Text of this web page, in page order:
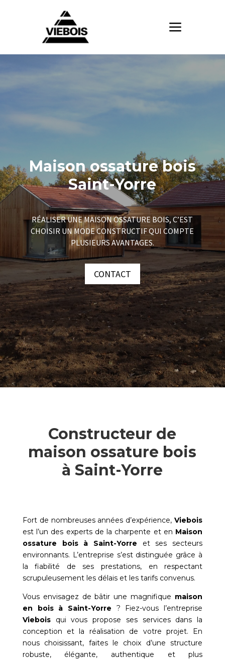
Maison ossature bois
Saint-Yorre
RÉALISER UNE MAISON OSSATURE BOIS, C’EST
CHOISIR UN MODE CONSTRUCTIF QUI COMPTE
PLUSIEURS AVANTAGES.
CONTACT
Constructeur de
maison ossature bois
à Saint-Yorre
Fort de nombreuses années d’expérience,Viebois
est l’un des experts de la charpente et en Maison
ossature bois à
Saint-Yorre et ses secteurs
environnants. L’entreprise s’est distinguée grâce à
la fiabilité de ses prestations, en respectant
scrupuleusement les délais et les tarifs convenus.
Vous envisagez de bâtir une magnifique maison
en bois à
Saint-Yorre ? Fiez-vous l’entreprise
Vieboisqui vous propose ses services dans la
conception et la réalisation de votre projet. En
nous choisissant, faites le choix d’une structure
robuste, élégante, authentique et plus